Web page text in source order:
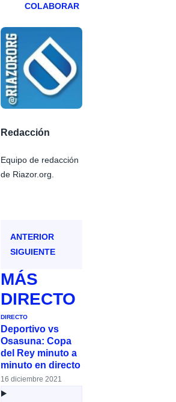
COLABORAR
Redacción
Equipo de redacción
de Riazor.org.
ANTERIOR
SIGUIENTE
MÁS
DIRECTO
DIRECTO
Deportivo vs
Osasuna: Copa
del Rey minuto a
minuto en directo
16 diciembre 2021